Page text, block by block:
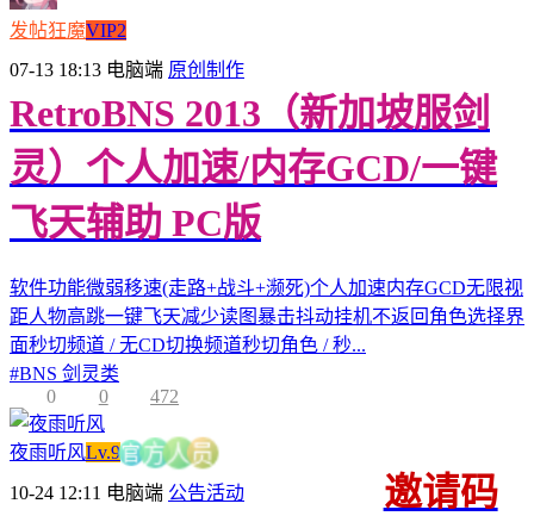
发帖狂魔VIP2
07-13 18:13 电脑端 原创制作
RetroBNS 2013（新加坡服剑
灵）个人加速/内存GCD/一键
飞天辅助 PC版
软件功能微弱移速(走路+战斗+濒死)个人加速内存GCD无限视
距人物高跳一键飞天减少读图暴击抖动挂机不返回角色选择界
面秒切频道 / 无CD切换频道秒切角色 / 秒...
#BNS 剑灵类
0
0 472
夜雨听风Lv.9官 方 人 员
10-24 12:11 电脑端 公告活动
邀请码